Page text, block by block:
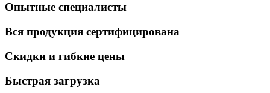
Опытные специалисты
Вся продукция сертифицирована
Скидки и гибкие цены
Быстрая загрузка